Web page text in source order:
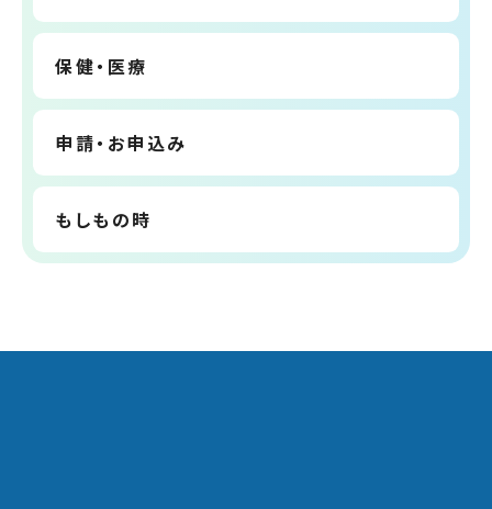
保健・医療
申請・お申込み
もしもの時